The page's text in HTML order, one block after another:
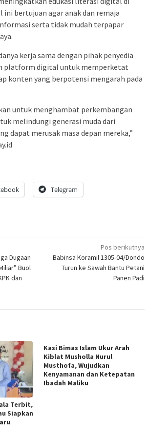
ini bertujuan agar anak dan remaja
serta tidak mudah terpapar
kerja sama dengan pihak penyedia
platform digital untuk memperketat
konten yang berpotensi mengarah pada
untuk menghambat perkembangan
melindungi generasi muda dari
dapat merusak masa depan mereka,”
Telegram
Dugaan
Buol
dan
Pos berikutnya
Babinsa Koramil 1305-04/Dondo
Turun ke Sawah Bantu Petani
Panen Padi
Terbit,
Siapkan
Kasi Bimas Islam Ukur Arah
Kiblat Musholla Nurul
Musthofa, Wujudkan
Kenyamanan dan Ketepatan
Ibadah Maliku